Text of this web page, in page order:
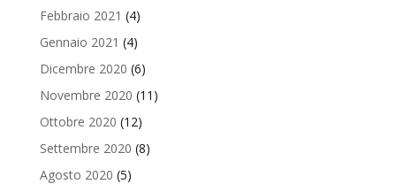
Febbraio 2021 (4)
Gennaio 2021 (4)
Dicembre 2020 (6)
Novembre 2020 (11)
Ottobre 2020 (12)
Settembre 2020 (8)
Agosto 2020 (5)